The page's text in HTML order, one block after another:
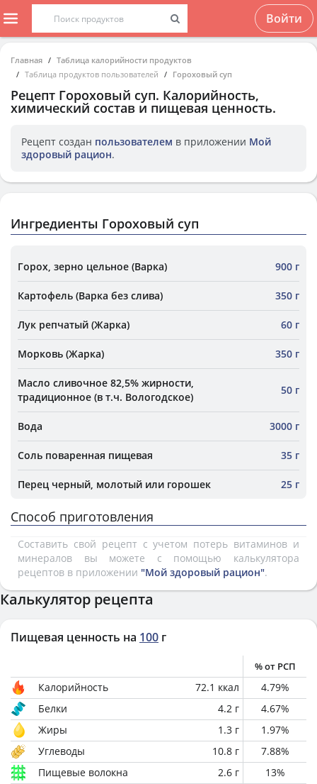
Войти
Главная
Таблица калорийности продуктов
Таблица продуктов пользователей
Гороховый суп
Рецепт Гороховый суп. Калорийность,
химический состав и пищевая ценность.
Рецепт создан пользователем в приложении Мой
здоровый рацион.
Ингредиенты Гороховый суп
Горох, зерно цельное (Варка) 900 г
Картофель (Варка без слива) 350 г
Лук репчатый (Жарка) 60 г
Морковь (Жарка) 350 г
Масло сливочное 82,5% жирности,
традиционное (в т.ч. Вологодское)
50 г
Вода 3000 г
Соль поваренная пищевая 35 г
Перец черный, молотый или горошек 25 г
Способ приготовления
Составить свой рецепт с учетом потерь витаминов и
минералов вы можете с помощью калькулятора
рецептов в приложении "Мой здоровый рацион".
Калькулятор рецепта
Пищевая ценность на 100 г
% от РСП
Калорийность 72.1 ккал 4.79%
Белки
4.2 г 4.67%
Жиры
1.3 г 1.97%
Углеводы
10.8 г 7.88%
Пищевые волокна
2.6 г 13%